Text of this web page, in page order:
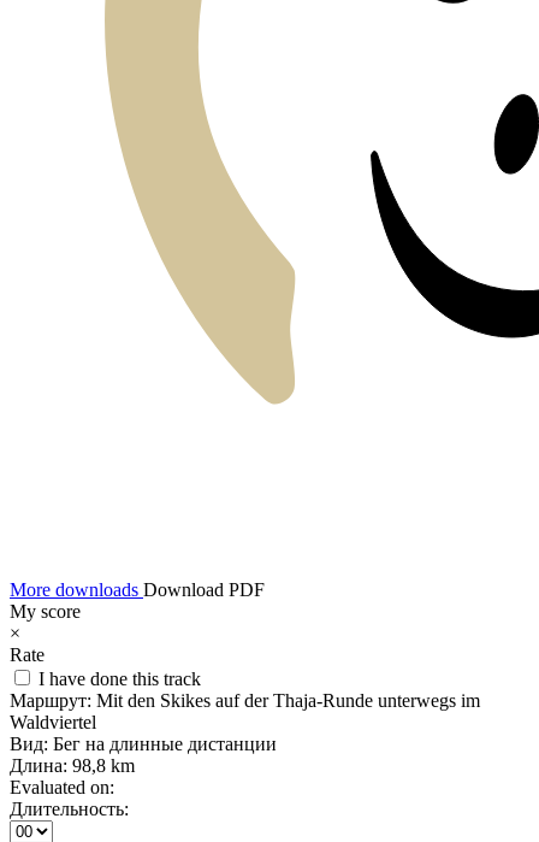
More downloads Download PDF
My score
×
Rate
I have done this track
Маршрут: Mit den Skikes auf der Thaja-Runde unterwegs im
Waldviertel
Вид: Бег на длинные дистанции
Длина: 98,8 km
Evaluated on:
Длительность: